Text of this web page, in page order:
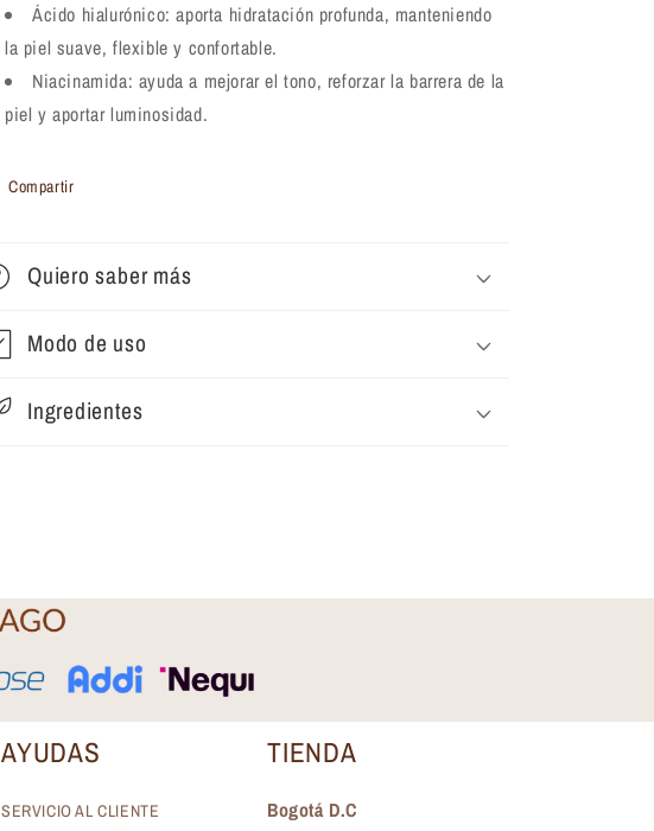
Ácido hialurónico: aporta hidratación profunda, manteniendo
la piel suave, flexible y confortable.
Niacinamida: ayuda a mejorar el tono, reforzar la barrera de la
piel y aportar luminosidad.
Compartir
Quiero saber más
Modo de uso
Ingredientes
AYUDAS
SERVICIO AL CLIENTE
TIENDA
Bogotá D.C